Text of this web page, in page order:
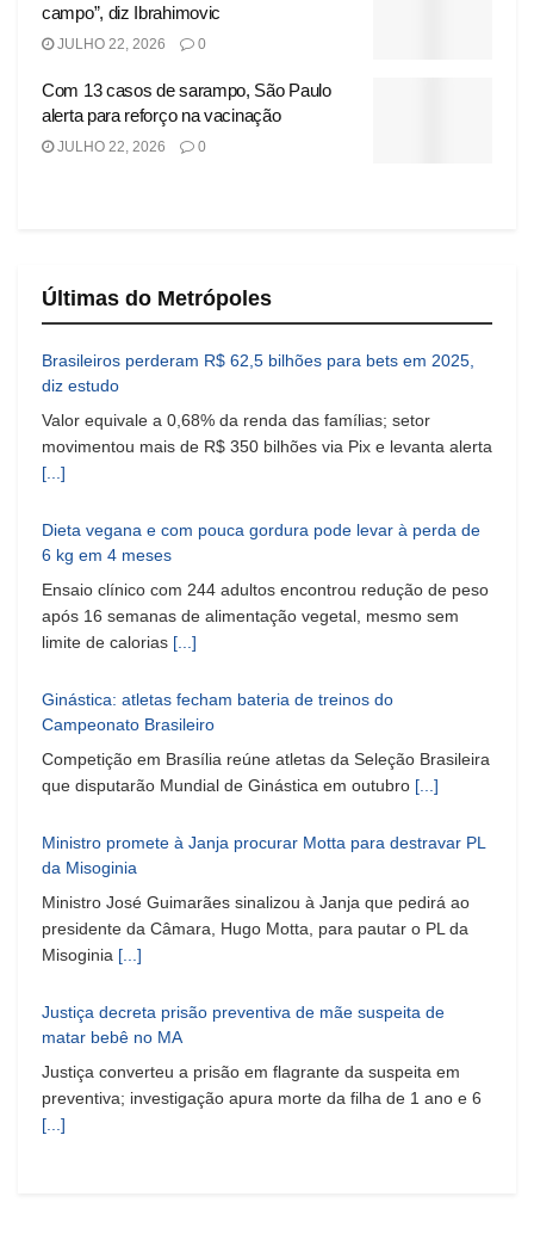
campo”, diz Ibrahimovic
JULHO 22, 2026 0
Com 13 casos de sarampo, São Paulo
alerta para reforço na vacinação
JULHO 22, 2026 0
Últimas do Metrópoles
Brasileiros perderam R$ 62,5 bilhões para bets em 2025,
diz estudo
Valor equivale a 0,68% da renda das famílias; setor
movimentou mais de R$ 350 bilhões via Pix e levanta alerta
[...]
Dieta vegana e com pouca gordura pode levar à perda de
6 kg em 4 meses
Ensaio clínico com 244 adultos encontrou redução de peso
após 16 semanas de alimentação vegetal, mesmo sem
limite de calorias [...]
Ginástica: atletas fecham bateria de treinos do
Campeonato Brasileiro
Competição em Brasília reúne atletas da Seleção Brasileira
que disputarão Mundial de Ginástica em outubro [...]
Ministro promete à Janja procurar Motta para destravar PL
da Misoginia
Ministro José Guimarães sinalizou à Janja que pedirá ao
presidente da Câmara, Hugo Motta, para pautar o PL da
Misoginia [...]
Justiça decreta prisão preventiva de mãe suspeita de
matar bebê no MA
Justiça converteu a prisão em flagrante da suspeita em
preventiva; investigação apura morte da filha de 1 ano e 6
[...]